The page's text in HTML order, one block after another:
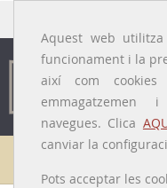
Aquest web
funcionament i la
així com
emmagatzemen
navegues. Clica
canviar la
Pots acceptar les
Galeria de metges